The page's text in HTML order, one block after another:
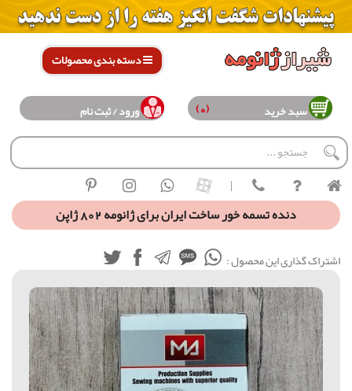
دسته بندی محصولات
سبد خرید (0) ورود / ثبت نام
|
دنده تسمه خور ساخت ایران برای ژانومه 802 ژاپن
اشتراک گذاری این محصول :